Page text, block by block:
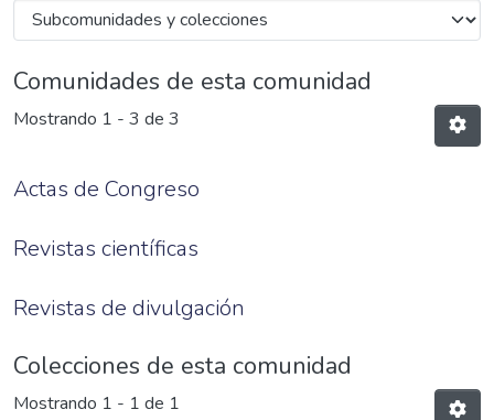
Comunidades de esta comunidad
Mostrando 1 - 3 de 3
Actas de Congreso
Revistas científicas
Revistas de divulgación
Colecciones de esta comunidad
Mostrando 1 - 1 de 1